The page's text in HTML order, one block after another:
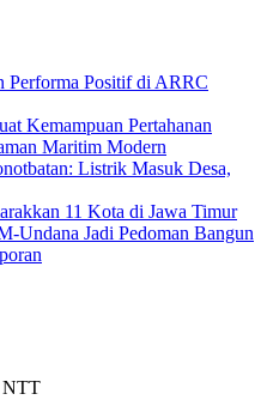
Performa Positif di ARRC
Kemampuan Pertahanan
Maritim Modern
Listrik Masuk Desa,
11 Kota di Jawa Timur
Jadi Pedoman Bangun
NTT